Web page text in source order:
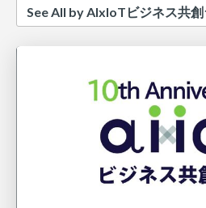
See All by AIxIoTビジネス共